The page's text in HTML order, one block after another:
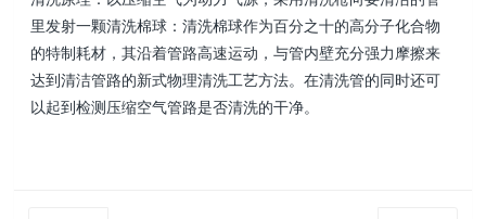
里发射一颗清洗棉球：清洗棉球作为百分之十的高分子化合物
的特制耗材，其沿着管路高速运动，与管内壁充分强力摩擦来
达到清洁管路的新式物理清洗工艺方法。在清洗管的同时还可
以起到检测压缩空气管路是否清洗的干净。